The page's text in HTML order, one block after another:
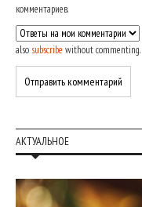
комментариев.
also subscribe without commenting.
АКТУАЛЬНОЕ